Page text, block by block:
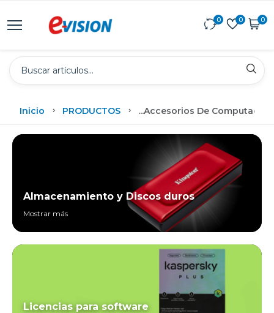
0 0 0
Inicio PRODUCTOS ...Accesorios De
Almacenamiento y Discos duros
Mostrar más
Licencias para software